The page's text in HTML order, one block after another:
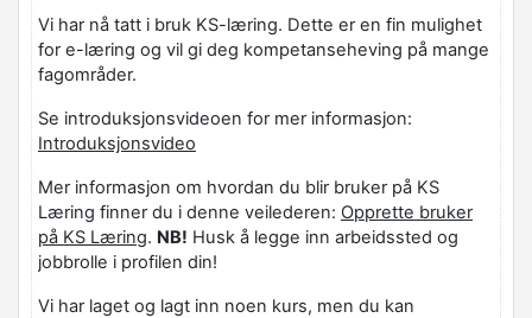
Vi har nå tatt i bruk KS-læring. Dette er en fin mulighet
for e-læring og vil gi deg kompetanseheving på mange
fagområder.
Se introduksjonsvideoen for mer informasjon:
Introduksjonsvideo
Mer informasjon om hvordan du blir bruker på KS
Læring finner du i denne veilederen: Opprette bruker
på KS Læring. NB! Husk å legge inn arbeidssted og
jobbrolle i profilen din!
Vi har laget og lagt inn noen kurs, men du kan